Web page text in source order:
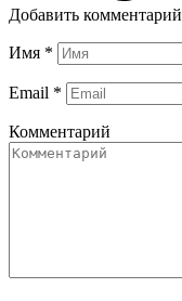
Добавить комментарий
Имя *
Email *
Комментарий